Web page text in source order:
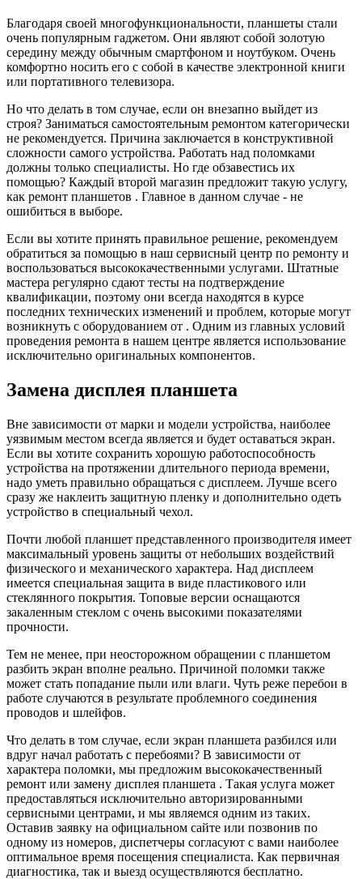
Благодаря своей многофункциональности, планшеты стали
очень популярным гаджетом. Они являют собой золотую
середину между обычным смартфоном и ноутбуком. Очень
комфортно носить его с собой в качестве электронной книги
или портативного телевизора.
Но что делать в том случае, если он внезапно выйдет из
строя? Заниматься самостоятельным ремонтом категорически
не рекомендуется. Причина заключается в конструктивной
сложности самого устройства. Работать над поломками
должны только специалисты. Но где обзавестись их
помощью? Каждый второй магазин предложит такую услугу,
как ремонт планшетов . Главное в данном случае - не
ошибиться в выборе.
Если вы хотите принять правильное решение, рекомендуем
обратиться за помощью в наш сервисный центр по ремонту и
воспользоваться высококачественными услугами. Штатные
мастера регулярно сдают тесты на подтверждение
квалификации, поэтому они всегда находятся в курсе
последних технических изменений и проблем, которые могут
возникнуть с оборудованием от . Одним из главных условий
проведения ремонта в нашем центре является использование
исключительно оригинальных компонентов.
Замена дисплея планшета
Вне зависимости от марки и модели устройства, наиболее
уязвимым местом всегда является и будет оставаться экран.
Если вы хотите сохранить хорошую работоспособность
устройства на протяжении длительного периода времени,
надо уметь правильно обращаться с дисплеем. Лучше всего
сразу же наклеить защитную пленку и дополнительно одеть
устройство в специальный чехол.
Почти любой планшет представленного производителя имеет
максимальный уровень защиты от небольших воздействий
физического и механического характера. Над дисплеем
имеется специальная защита в виде пластикового или
стеклянного покрытия. Топовые версии оснащаются
закаленным стеклом с очень высокими показателями
прочности.
Тем не менее, при неосторожном обращении с планшетом
разбить экран вполне реально. Причиной поломки также
может стать попадание пыли или влаги. Чуть реже перебои в
работе случаются в результате проблемного соединения
проводов и шлейфов.
Что делать в том случае, если экран планшета разбился или
вдруг начал работать с перебоями? В зависимости от
характера поломки, мы предложим высококачественный
ремонт или замену дисплея планшета . Такая услуга может
предоставляться исключительно авторизированными
сервисными центрами, и мы являемся одним из таких.
Оставив заявку на официальном сайте или позвонив по
одному из номеров, диспетчеры согласуют с вами наиболее
оптимальное время посещения специалиста. Как первичная
диагностика, так и выезд осуществляются бесплатно.